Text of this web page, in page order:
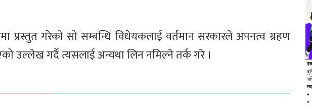
गरेको सो सम्बन्धि विधेयकलाई वर्तमान सरकारले अपनत्व ग्रहण
उल्लेख गर्दै त्यसलाई अन्यथा लिन नमिल्ने तर्क गरे ।